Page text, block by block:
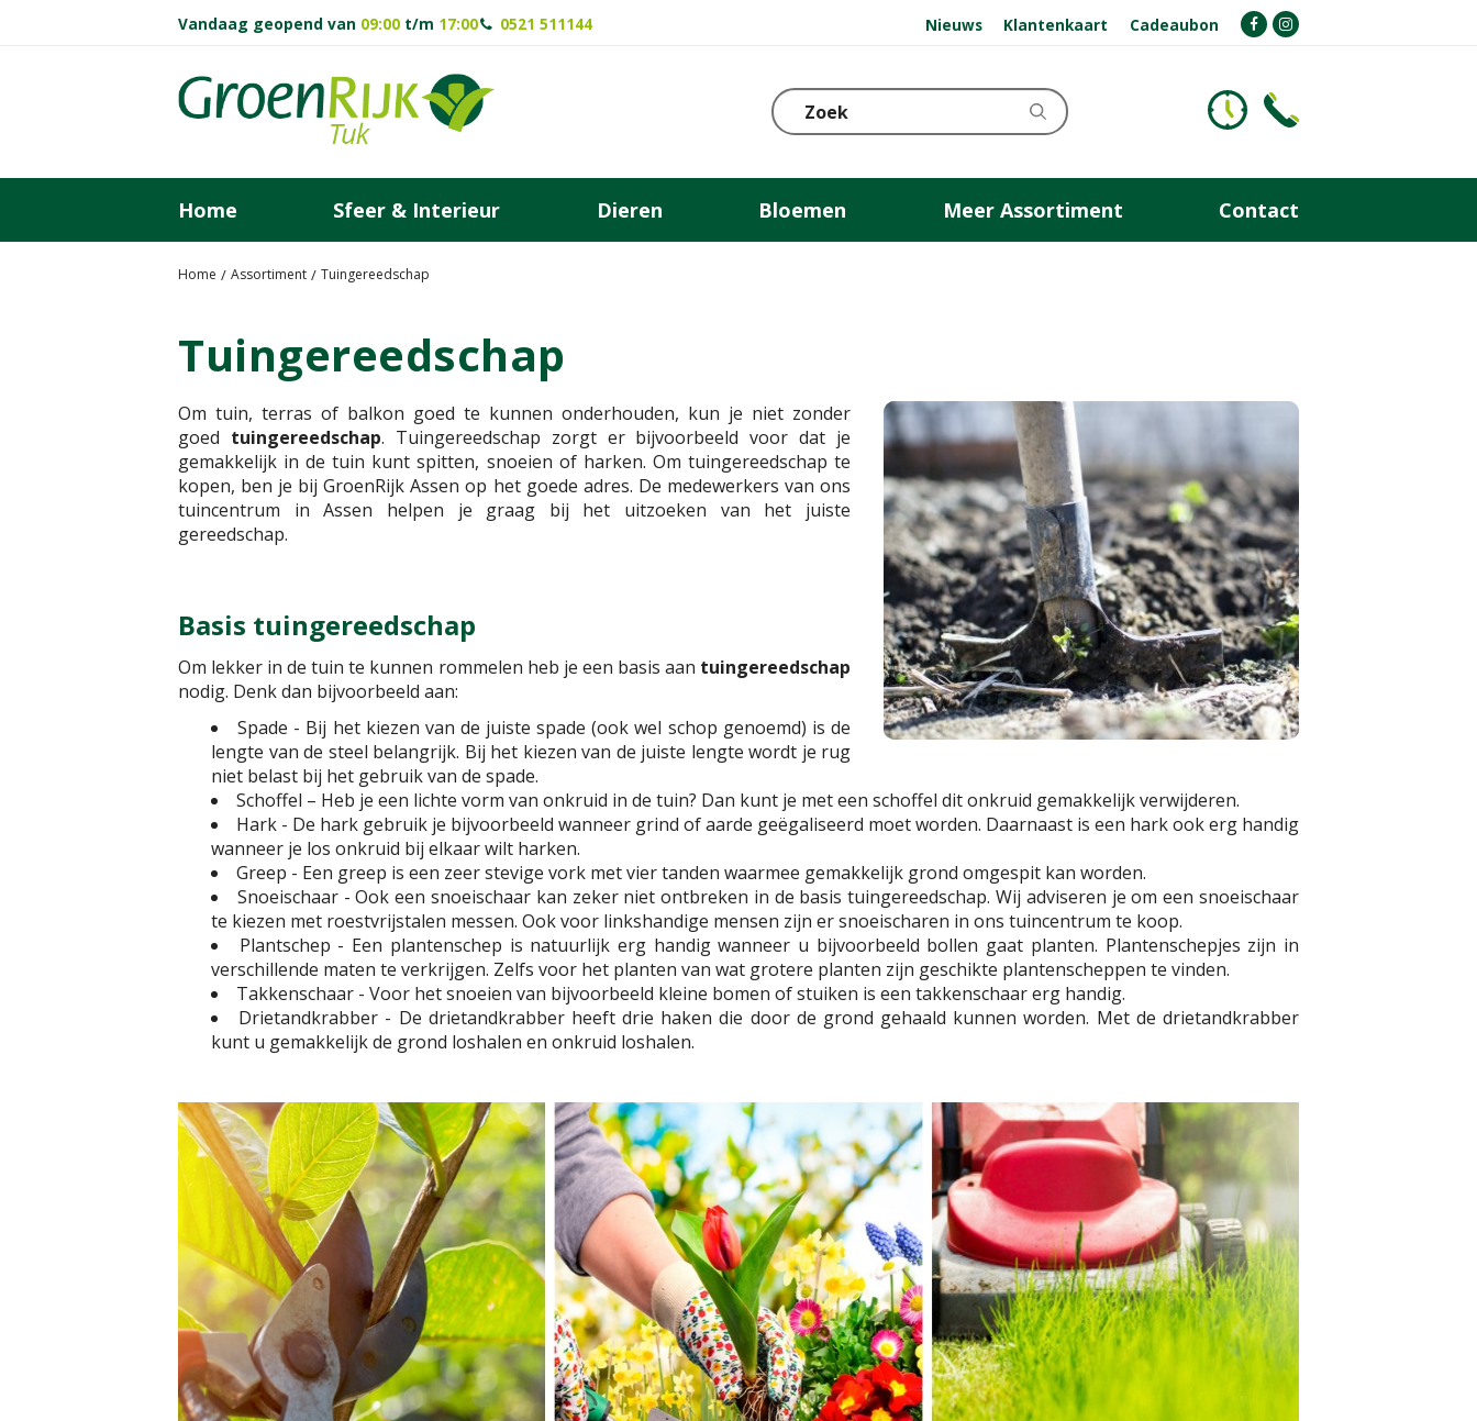
Home Assortiment Tuingereedschap
Vandaag geopend van 09:00 t/m 17:00 0521 511144 Nieuws Klantenkaart Cadeaubon
Home Sfeer & Interieur Dieren Bloemen Meer Assortiment Contact
Tuingereedschap
Om tuin, terras of balkon goed te kunnen onderhouden, kun je niet zonder
goed tuingereedschap. Tuingereedschap zorgt er bijvoorbeeld voor dat je
gemakkelijk in de tuin kunt spitten, snoeien of harken. Om tuingereedschap te
kopen, ben je bij GroenRijk Assen op het goede adres. De medewerkers van ons
tuincentrum in Assen helpen je graag bij het uitzoeken van het juiste
gereedschap.
Basis tuingereedschap
Om lekker in de tuin te kunnen rommelen heb je een basis aan tuingereedschap
nodig. Denk dan bijvoorbeeld aan:
Spade - Bij het kiezen van de juiste spade (ook wel schop genoemd) is de
lengte van de steel belangrijk. Bij het kiezen van de juiste lengte wordt je rug
niet belast bij het gebruik van de spade.
Schoffel – Heb je een lichte vorm van onkruid in de tuin? Dan kunt je met een schoffel dit onkruid gemakkelijk verwijderen.
Hark - De hark gebruik je bijvoorbeeld wanneer grind of aarde geëgaliseerd moet worden. Daarnaast is een hark ook erg handig
wanneer je los onkruid bij elkaar wilt harken.
Greep - Een greep is een zeer stevige vork met vier tanden waarmee gemakkelijk grond omgespit kan worden.
Snoeischaar - Ook een snoeischaar kan zeker niet ontbreken in de basis tuingereedschap. Wij adviseren je om een snoeischaar
te kiezen met roestvrijstalen messen. Ook voor linkshandige mensen zijn er snoeischaren in ons tuincentrum te koop.
Plantschep - Een plantenschep is natuurlijk erg handig wanneer u bijvoorbeeld bollen gaat planten. Plantenschepjes zijn in
verschillende maten te verkrijgen. Zelfs voor het planten van wat grotere planten zijn geschikte plantenscheppen te vinden.
Takkenschaar - Voor het snoeien van bijvoorbeeld kleine bomen of stuiken is een takkenschaar erg handig.
Drietandkrabber - De drietandkrabber heeft drie haken die door de grond gehaald kunnen worden. Met de drietandkrabber
kunt u gemakkelijk de grond loshalen en onkruid loshalen.